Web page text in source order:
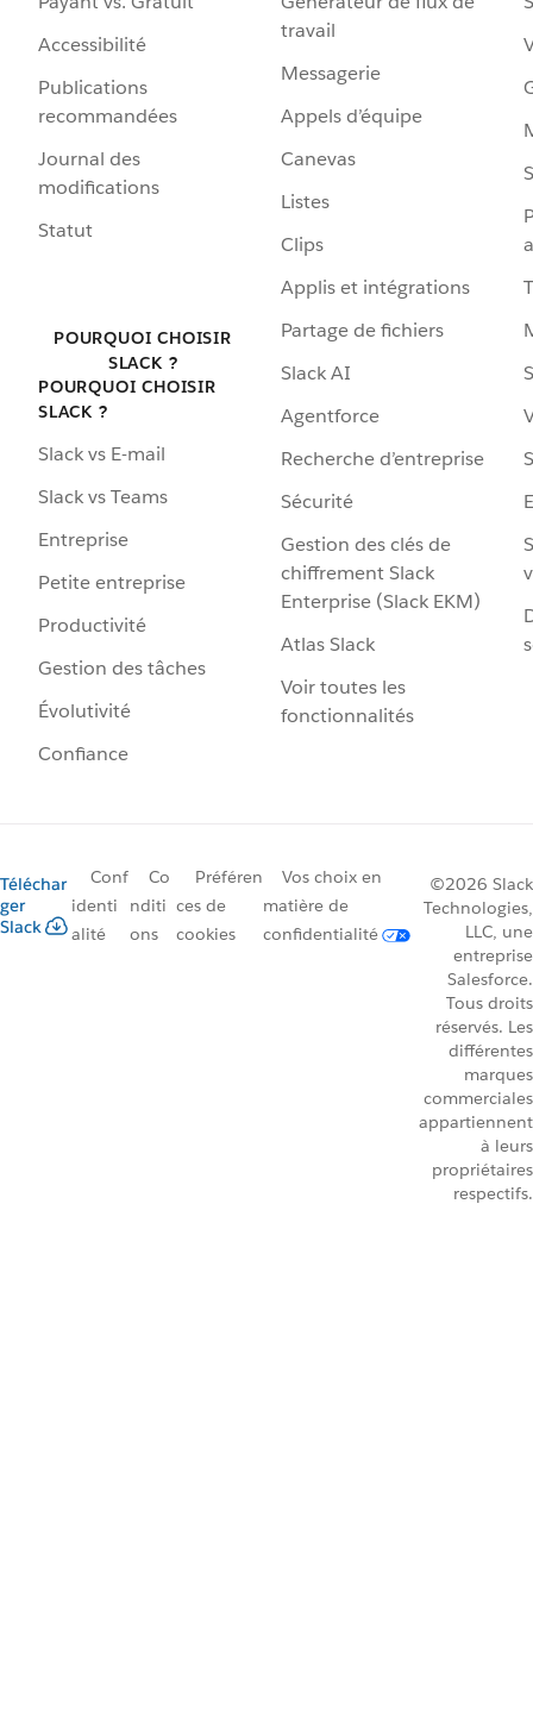
Accessibilité
Publications
recommandées
Journal des
modifications
Statut
POURQUOI CHOISIR
SLACK ?
POURQUOI CHOISIR
SLACK ?
Slack vs E-mail
Slack vs Teams
Entreprise
Petite entreprise
Productivité
Gestion des tâches
Évolutivité
Confiance
travail
Messagerie
Appels d’équipe
Canevas
Listes
Clips
Applis et intégrations
Partage de fichiers
Slack AI
Agentforce
Recherche d’entreprise
Sécurité
Gestion des clés de
chiffrement Slack
Enterprise (Slack EKM)
Atlas Slack
Voir toutes les
fonctionnalités
Téléchar
ger
Slack
Conf
identi
alité
Co
nditi
ons
Préféren
ces de
cookies
Vos choix en
matière de
confidentialité
©2026 Slack
Technologies,
LLC, une
entreprise
Salesforce.
Tous droits
réservés. Les
différentes
marques
commerciales
appartiennent
à leurs
propriétaires
respectifs.